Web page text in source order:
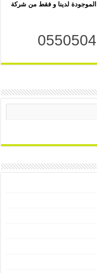
لدينا و فقط من شركة